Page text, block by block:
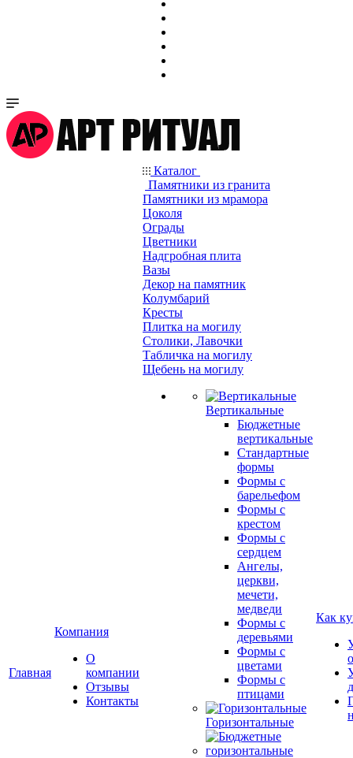
Главная
Компания
О
компании
Отзывы
Контакты
Каталог
Памятники из гранита
Памятники из мрамора
Цоколя
Ограды
Цветники
Надгробная плита
Вазы
Декор на памятник
Колумбарий
Кресты
Плитка на могилу
Столики, Лавочки
Табличка на могилу
Щебень на могилу
Вертикальные
Бюджетные
вертикальные
Стандартные
формы
Формы с
барельефом
Формы с
крестом
Формы с
сердцем
Ангелы,
церкви,
мечети,
медведи
Формы с
деревьями
Формы с
цветами
Формы с
птицами
Горизонтальные
Как